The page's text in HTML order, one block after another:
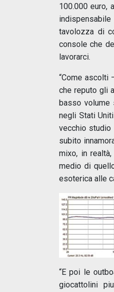
100.000 euro,
tavolozza di
console che
lavorarci.
“Come ascolti
che reputo gli
basso
negli Stati
vecchio studio
subito
mixo, in
medio di
esoterica alle
“E poi le
giocattolini